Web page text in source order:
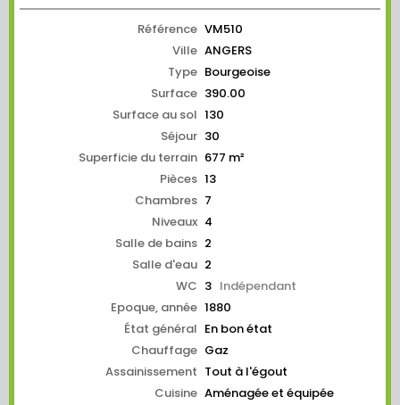
Référence VM510
Ville ANGERS
Type Bourgeoise
Surface 390.00
Surface au sol 130
Séjour 30
Superficie du terrain 677 m²
Pièces 13
Chambres 7
Niveaux 4
Salle de bains 2
Salle d'eau 2
WC 3 Indépendant
Epoque, année 1880
État général En bon état
Chauffage Gaz
Assainissement Tout à l'égout
Cuisine Aménagée et équipée